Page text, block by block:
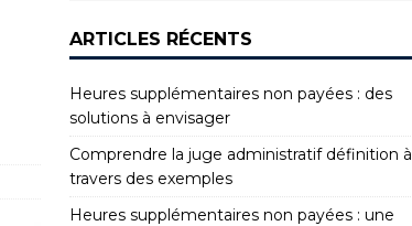
ARTICLES RÉCENTS
Heures supplémentaires non payées : des
solutions à envisager
Comprendre la juge administratif définition à
travers des exemples
Heures supplémentaires non payées : une